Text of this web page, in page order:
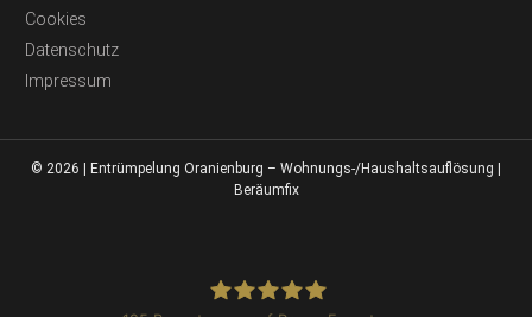
Cookies
Datenschutz
Impressum
© 2026 | Entrümpelung Oranienburg – Wohnungs-/Haushaltsauflösung |
Beräumfix